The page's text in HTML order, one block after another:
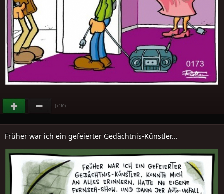
(+110)
Früher war ich ein gefeierter Gedächtnis-Künstler...